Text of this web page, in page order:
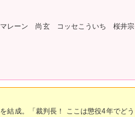
レーン 尚玄 コッセこういち 桜井宗
結成。「裁判長！ ここは懲役4年でどう